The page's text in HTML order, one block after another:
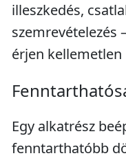
illeszkedés,
szemrevételezés
érjen kellemetlen
Egy alkatrész
fenntarthatóbb